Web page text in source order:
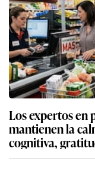
Los expertos en
mantienen la
cognitiva,